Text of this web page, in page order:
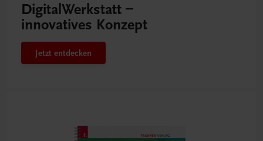
DigitalWerkstatt –
innovatives Konzept
Jetzt entdecken